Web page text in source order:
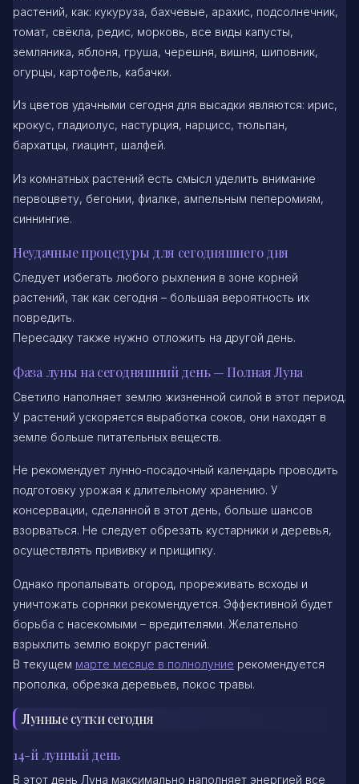
растений, как: кукуруза, бахчевые, арахис, подсолнечник,
томат, свёкла, редис, морковь, все виды капусты,
земляника, яблоня, груша, черешня, вишня, шиповник,
огурцы, картофель, кабачки.
Из цветов удачными сегодня для высадки являются: ирис,
крокус, гладиолус, настурция, нарцисс, тюльпан,
бархатцы, гиацинт, шалфей.
Из комнатных растений есть смысл уделить внимание
первоцвету, бегонии, фиалке, ампельным пеперомиям,
синнингие.
Неудачные процедуры для сегодняшнего дня
Следует избегать любого рыхления в зоне корней
растений, так как сегодня – большая вероятность их
повредить.
Пересадку также нужно отложить на другой день.
Фаза луны на сегодняшний день — Полная Луна
Светило наполняет землю жизненной силой в этот период.
У растений ускоряется выработка соков, они находят в
земле больше питательных веществ.
Не рекомендует лунно-посадочный календарь проводить
подготовку урожая к длительному хранению. У
консервации, сделанной в этот день, больше шансов
взорваться. Не следует обрезать кустарники и деревья,
осуществлять прививку и прищипку.
Однако пропалывать огород, прореживать всходы и
уничтожать сорняки рекомендуется. Эффективной будет
борьба с насекомыми – вредителями. Желательно
взрыхлить землю вокруг растений.
В текущем марте месяце в полнолуние рекомендуется
прополка, обрезка деревьев, покос травы.
Лунные сутки сегодня
14-й лунный день
В этот день Луна максимально наполняет энергией все